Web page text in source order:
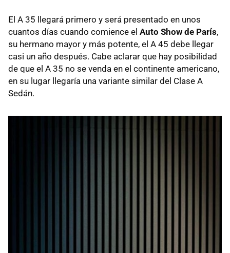
El A 35 llegará primero y será presentado en unos
cuantos días cuando comience el Auto Show de París,
su hermano mayor y más potente, el A 45 debe llegar
casi un año después. Cabe aclarar que hay posibilidad
de que el A 35 no se venda en el continente americano,
en su lugar llegaría una variante similar del Clase A
Sedán.